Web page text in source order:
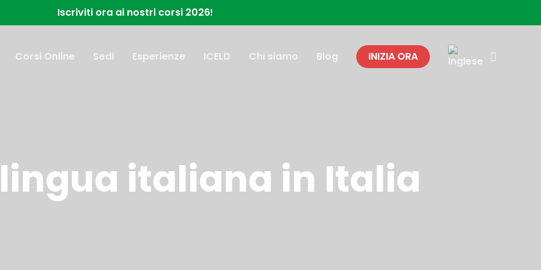
Iscriviti ora ai nostri corsi 2026!
Corsi Online Sedi Esperienze ICELD Chi siamo Blog INIZIA ORA
italiana in Italia